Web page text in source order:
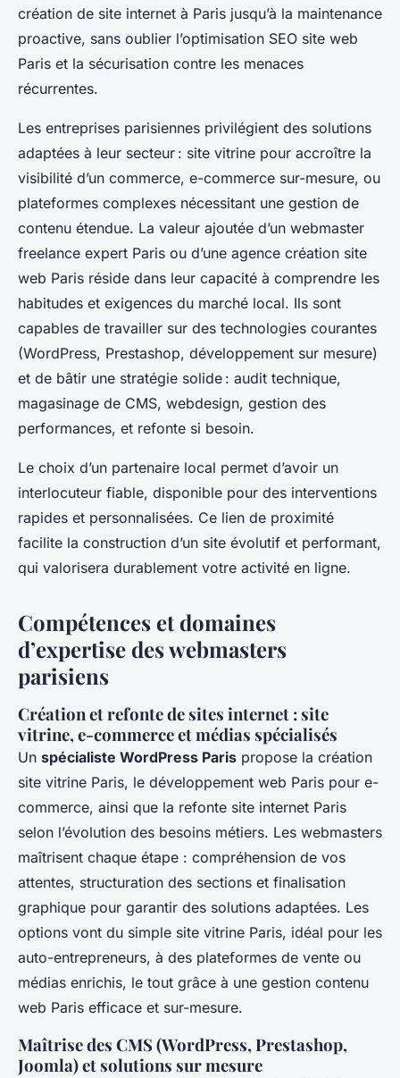
création de site internet à Paris jusqu’à la maintenance
proactive, sans oublier l’optimisation SEO site web
Paris et la sécurisation contre les menaces
récurrentes.
Les entreprises parisiennes privilégient des solutions
adaptées à leur secteur : site vitrine pour accroître la
visibilité d’un commerce, e-commerce sur-mesure, ou
plateformes complexes nécessitant une gestion de
contenu étendue. La valeur ajoutée d’un webmaster
freelance expert Paris ou d’une agence création site
web Paris réside dans leur capacité à comprendre les
habitudes et exigences du marché local. Ils sont
capables de travailler sur des technologies courantes
(WordPress, Prestashop, développement sur mesure)
et de bâtir une stratégie solide : audit technique,
magasinage de CMS, webdesign, gestion des
performances, et refonte si besoin.
Le choix d’un partenaire local permet d’avoir un
interlocuteur fiable, disponible pour des interventions
rapides et personnalisées. Ce lien de proximité
facilite la construction d’un site évolutif et performant,
qui valorisera durablement votre activité en ligne.
Compétences et domaines
d’expertise des webmasters
parisiens
Création et refonte de sites internet : site
vitrine, e-commerce et médias spécialisés
Un spécialiste WordPress Paris propose la création
site vitrine Paris, le développement web Paris pour e-
commerce, ainsi que la refonte site internet Paris
selon l’évolution des besoins métiers. Les webmasters
maîtrisent chaque étape : compréhension de vos
attentes, structuration des sections et finalisation
graphique pour garantir des solutions adaptées. Les
options vont du simple site vitrine Paris, idéal pour les
auto-entrepreneurs, à des plateformes de vente ou
médias enrichis, le tout grâce à une gestion contenu
web Paris efficace et sur-mesure.
Maîtrise des CMS (WordPress, Prestashop,
Joomla) et solutions sur mesure